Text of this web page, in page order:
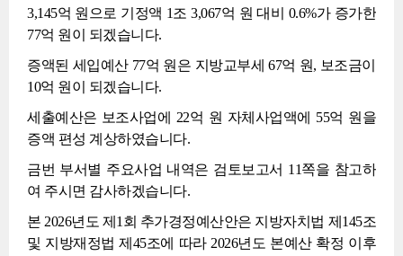
3,145억 원으로 기정액 1조 3,067억 원 대비 0.6%가 증가한
77억 원이 되겠습니다.
증액된 세입예산 77억 원은 지방교부세 67억 원, 보조금이
10억 원이 되겠습니다.
세출예산은 보조사업에 22억 원 자체사업액에 55억 원을
증액 편성 계상하였습니다.
금번 부서별 주요사업 내역은 검토보고서 11쪽을 참고하
여 주시면 감사하겠습니다.
본 2026년도 제1회 추가경정예산안은 지방자치법 제145조
및 지방재정법 제45조에 따라 2026년도 본예산 확정 이후